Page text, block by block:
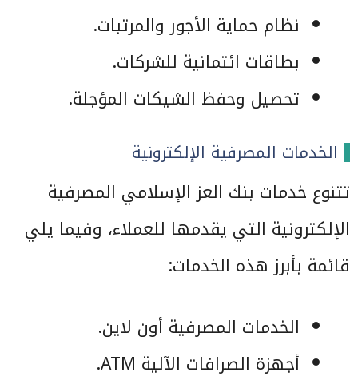
نظام حماية الأجور والمرتبات.
بطاقات ائتمانية للشركات.
تحصيل وحفظ الشيكات المؤجلة.
الخدمات المصرفية الإلكترونية
تتنوع خدمات بنك العز الإسلامي المصرفية
الإلكترونية التي يقدمها للعملاء، وفيما يلي
قائمة بأبرز هذه الخدمات:
الخدمات المصرفية أون لاين.
أجهزة الصرافات الآلية ATM.